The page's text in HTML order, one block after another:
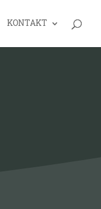
KONTAKT